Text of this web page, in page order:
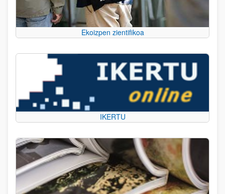
Ekoizpen zientifikoa
IKERTU